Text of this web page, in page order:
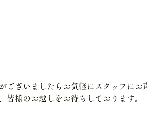
ございましたらお気軽にスタッフにお
皆様のお越しをお待ちしております。